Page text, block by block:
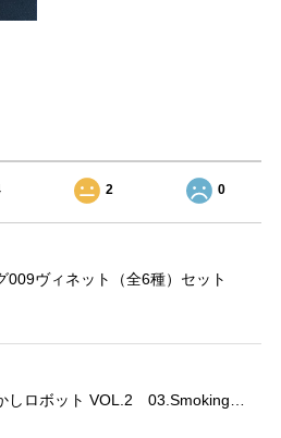
2 0
009ヴィネット（全6種）セット